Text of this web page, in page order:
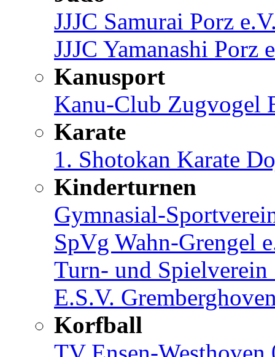
JJJC Samurai Porz
JJJC Yamanashi Porz
Kanusport
Kanu-Club Zugvogel
Karate
1. Shotokan Karate
Kinderturnen
Gymnasial-
SpVg Wahn-Grengel
Turn- und Spielverein
E.S.V.
Korfball